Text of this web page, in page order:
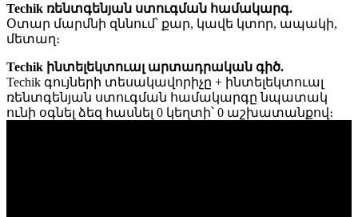
Techik ռենտգենյան ստուգման համակարգ.
Օտար մարմնի զննում՝ քար, կավե կտոր, ապակի,
մետաղ։
Techik ինտելեկտուալ արտադրական գիծ.
Techik գույների տեսակավորիչը + ինտելեկտուալ
ռենտգենյան ստուգման համակարգը նպատակ
ունի օգնել ձեզ հասնել 0 կեղտի՝ 0 աշխատանքով։